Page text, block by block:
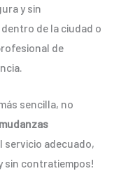
y sin
de la ciudad o
de
sencilla, no
mudanzas
servicio adecuado,
sin contratiempos!